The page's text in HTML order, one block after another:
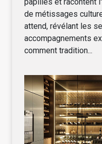
de métissages
attend, révélant les
accompagnements
comment tradition...